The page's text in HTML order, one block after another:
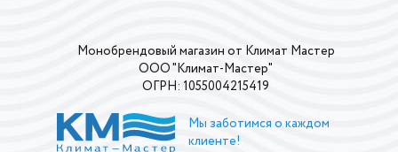
Монобрендовый магазин от Климат Мастер
ООО "Климат-Мастер"
ОГРН: 1055004215419
Мы заботимся о каждом
клиенте!